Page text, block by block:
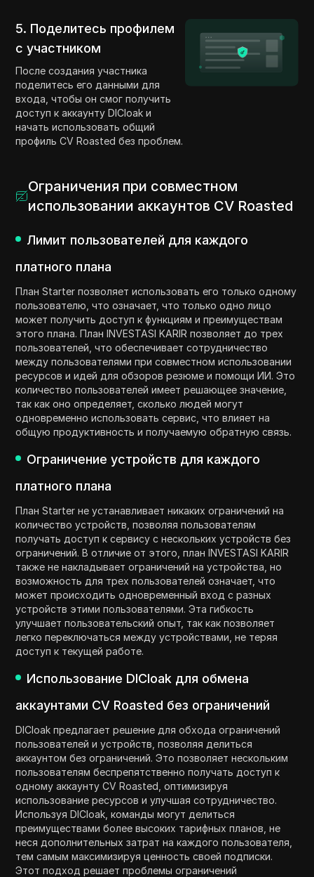
5. Поделитесь профилем
с участником
После создания участника
поделитесь его данными для
входа, чтобы он смог получить
доступ к аккаунту DICloak и
начать использовать общий
профиль CV Roasted без проблем.
Ограничения при совместном
использовании аккаунтов CV Roasted
Лимит пользователей для каждого
платного плана
План Starter позволяет использовать его только одному
пользователю, что означает, что только одно лицо
может получить доступ к функциям и преимуществам
этого плана. План INVESTASI KARIR позволяет до трех
пользователей, что обеспечивает сотрудничество
между пользователями при совместном использовании
ресурсов и идей для обзоров резюме и помощи ИИ. Это
количество пользователей имеет решающее значение,
так как оно определяет, сколько людей могут
одновременно использовать сервис, что влияет на
общую продуктивность и получаемую обратную связь.
Ограничение устройств для каждого
платного плана
План Starter не устанавливает никаких ограничений на
количество устройств, позволяя пользователям
получать доступ к сервису с нескольких устройств без
ограничений. В отличие от этого, план INVESTASI KARIR
также не накладывает ограничений на устройства, но
возможность для трех пользователей означает, что
может происходить одновременный вход с разных
устройств этими пользователями. Эта гибкость
улучшает пользовательский опыт, так как позволяет
легко переключаться между устройствами, не теряя
доступ к текущей работе.
Использование DICloak для обмена
аккаунтами CV Roasted без ограничений
DICloak предлагает решение для обхода ограничений
пользователей и устройств, позволяя делиться
аккаунтом без ограничений. Это позволяет нескольким
пользователям беспрепятственно получать доступ к
одному аккаунту CV Roasted, оптимизируя
использование ресурсов и улучшая сотрудничество.
Используя DICloak, команды могут делиться
преимуществами более высоких тарифных планов, не
неся дополнительных затрат на каждого пользователя,
тем самым максимизируя ценность своей подписки.
Этот подход решает проблемы ограничений